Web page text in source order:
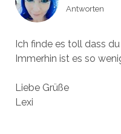
Antworten
Ich finde es toll dass
Immerhin ist es so
Liebe Grüße
Lexi